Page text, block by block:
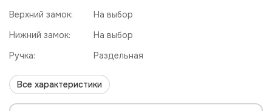
Верхний замок:
На выбор
Нижний замок:
На выбор
Ручка:
Раздельная
Все характеристики